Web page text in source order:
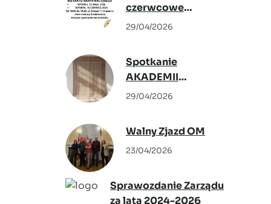
czerwcowe
spotkanie
Weryfikacyjnego
29/04/2026
Spotkanie
AKADEMII
KRAJOZNAWCÓW –
Warszawskie” –
Agata Warzecha
29/04/2026
Walny Zjazd OM
23/04/2026
Sprawozdanie Zarządu
za lata 2024-2026